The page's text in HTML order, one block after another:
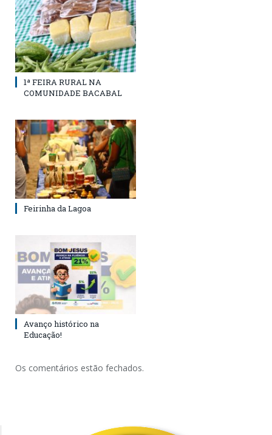
1ª FEIRA RURAL NA
COMUNIDADE BACABAL
Feirinha da Lagoa
Avanço histórico na
Educação!
Os comentários estão fechados.